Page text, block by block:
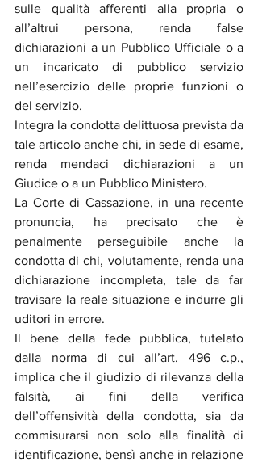
sulle qualità afferenti alla propria o
all’altrui persona, renda false
dichiarazioni a un Pubblico Ufficiale o a
un incaricato di pubblico servizio
nell’esercizio delle proprie funzioni o
del servizio.
Integra la condotta delittuosa prevista da
tale articolo anche chi, in sede di esame,
renda mendaci dichiarazioni a un
Giudice o a un Pubblico Ministero.
La Corte di Cassazione, in una recente
pronuncia, ha precisato che è
penalmente perseguibile anche la
condotta di chi, volutamente, renda una
dichiarazione incompleta, tale da far
travisare la reale situazione e indurre gli
uditori in errore.
Il bene della fede pubblica, tutelato
dalla norma di cui all’art. 496 c.p.,
implica che il giudizio di rilevanza della
falsità, ai fini della verifica
dell’offensività della condotta, sia da
commisurarsi non solo alla finalità di
identificazione, bensì anche in relazione